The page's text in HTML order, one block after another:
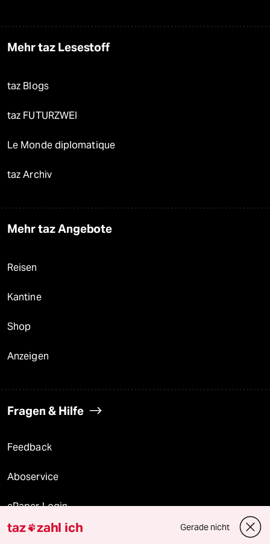
Mehr taz Lesestoff
taz Blogs
taz FUTURZWEI
Le Monde diplomatique
taz Archiv
Mehr taz Angebote
Reisen
Kantine
Shop
Anzeigen
Fragen & Hilfe
Feedback
Aboservice
ePaper Login
Downloads für Abonnierende
taz zahl ich Gerade nicht